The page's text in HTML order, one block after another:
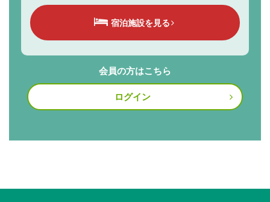
宿泊施設を見る
会員の方はこちら
ログイン